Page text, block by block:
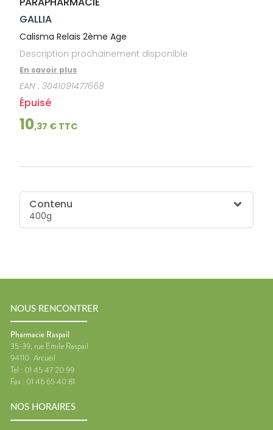
Gencives
bucco-
dentaire
GALLIA
Calisma Relais 2ème Age
Description prochainement disponible
En savoir plus
EAN :3041091477668
Épuisé
10,37 € TTC
Contenu
400g
NOUS RENCONTRER
Pharmacie Raspail
35-39, rue Emile Raspail
94110 Arcueil
Tel : 01 45 47 20 99
Fax : 01 46 65 40 81
NOS HORAIRES